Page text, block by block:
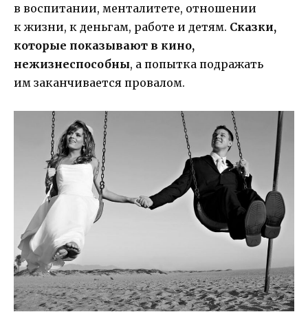
в воспитании, менталитете, отношении
к жизни, к деньгам, работе и детям. Сказки,
которые показывают в кино,
нежизнеспособны, а попытка подражать
им заканчивается провалом.